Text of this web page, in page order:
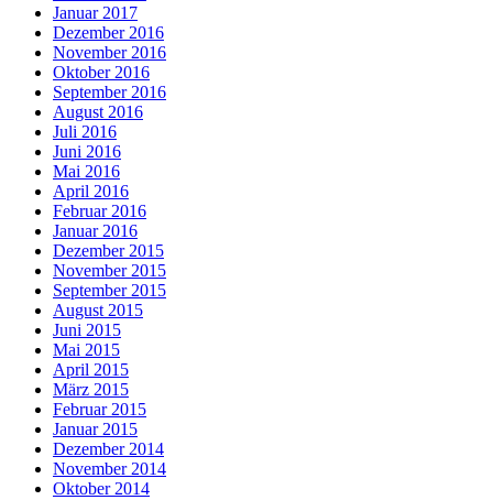
Januar 2017
Dezember 2016
November 2016
Oktober 2016
September 2016
August 2016
Juli 2016
Juni 2016
Mai 2016
April 2016
Februar 2016
Januar 2016
Dezember 2015
November 2015
September 2015
August 2015
Juni 2015
Mai 2015
April 2015
März 2015
Februar 2015
Januar 2015
Dezember 2014
November 2014
Oktober 2014